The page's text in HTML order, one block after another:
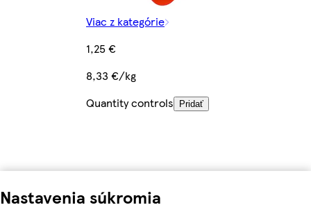
Nastavenia súkromia
Viac z kategórie
1,25 €
8,33 €/kg
Quantity controls
Pridať